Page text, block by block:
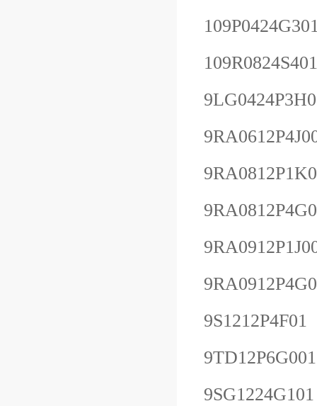
109R0824S401
9S1212P4F01
9TD12P6G001
9SG1224G101